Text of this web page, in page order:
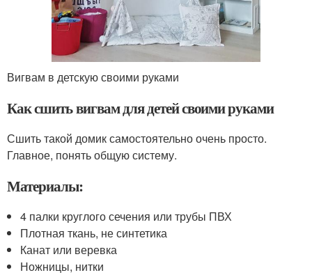
Вигвам в детскую своими руками
Как сшить вигвам для детей своими руками
Сшить такой домик самостоятельно очень просто.
Главное, понять общую систему.
Материалы:
4 палки круглого сечения или трубы ПВХ
Плотная ткань, не синтетика
Канат или веревка
Ножницы, нитки